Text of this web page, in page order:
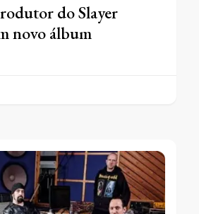
do Slayer
novo álbum